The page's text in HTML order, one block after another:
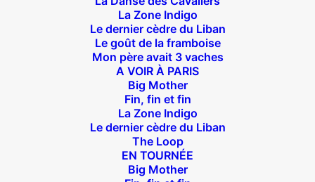
La Zone Indigo
Le dernier cèdre du Liban
Le goût de la framboise
Mon père avait 3 vaches
A VOIR À PARIS
Big Mother
Fin, fin et fin
La Zone Indigo
Le dernier cèdre du Liban
The Loop
EN TOURNÉE
Big Mother
Suivez nous !